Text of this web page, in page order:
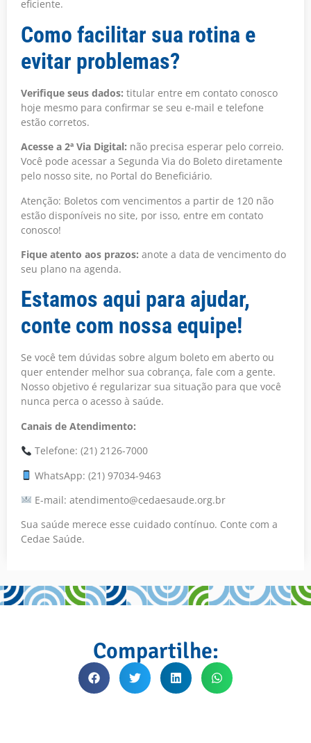
eficiente.
Como facilitar sua rotina e
evitar problemas?
Verifique seus dados: titular entre em contato conosco
hoje mesmo para confirmar se seu e-mail e telefone
estão corretos.
Acesse a 2ª Via Digital: não precisa esperar pelo correio.
Você pode acessar a Segunda Via do Boleto diretamente
pelo nosso site, no Portal do Beneficiário.
Atenção: Boletos com vencimentos a partir de 120 não
estão disponíveis no site, por isso, entre em contato
conosco!
Fique atento aos prazos: anote a data de vencimento do
seu plano na agenda.
Estamos aqui para ajudar,
conte com nossa equipe!
Se você tem dúvidas sobre algum boleto em aberto ou
quer entender melhor sua cobrança, fale com a gente.
Nosso objetivo é regularizar sua situação para que você
nunca perca o acesso à saúde.
Canais de Atendimento:
Telefone: (21) 2126-7000
WhatsApp: (21) 97034-9463
E-mail: atendimento@cedaesaude.org.br
Sua saúde merece esse cuidado contínuo. Conte com a
Cedae Saúde.
Compartilhe: